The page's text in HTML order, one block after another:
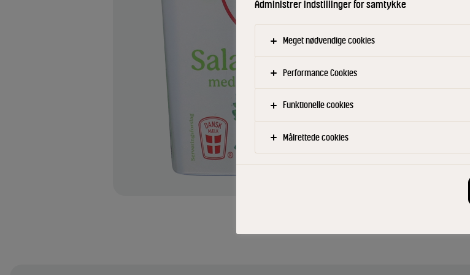
Administrer indstillinger for samtykke
Meget nødvendige cookies
Performance Cookies
Funktionelle cookies
Målrettede cookies